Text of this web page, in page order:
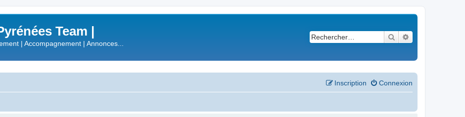
Team |
| Accompagnement | Annonces...
Rechercher
Connexion
Inscription